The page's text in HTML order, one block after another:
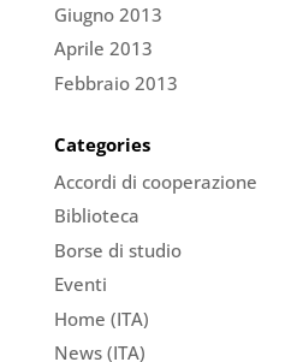
Giugno 2013
Aprile 2013
Febbraio 2013
Categories
Accordi di cooperazione
Biblioteca
Borse di studio
Eventi
Home (ITA)
News (ITA)